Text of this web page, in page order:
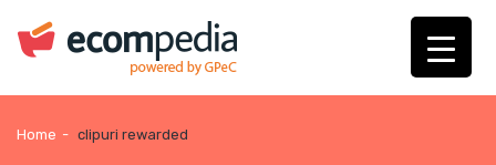
Home - clipuri rewarded